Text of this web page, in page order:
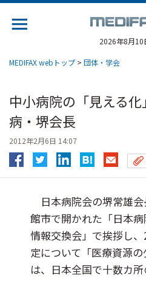
2026年8月10
MEDIFAX webトップ > 団体・学会
中小病院の「見え
病・堺会長
2012年2月6日 14:07
日本病院会の堺常雄
館市で開かれた「日本
情報交換会」で挨拶し
定について「医療資源
は、日本全国で十数カ